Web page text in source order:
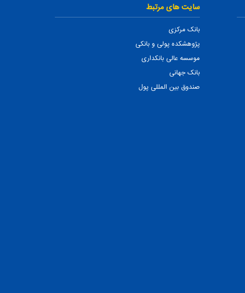
سایت های مرتبط
بانک مرکزی
پژوهشکده پولی و بانکی
موسسه عالی بانکداری
بانک جهانی
صندوق بین المللی پول